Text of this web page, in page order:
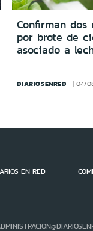
Confirman dos
por brote de
asociado a
DIARIOSENRED 04/
EN RED